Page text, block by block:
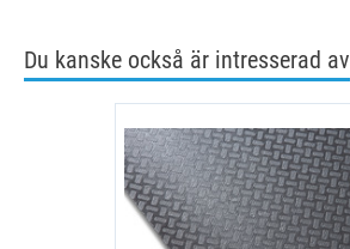
Du kanske också är intresserad av